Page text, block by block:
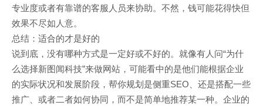
专业度或者有靠谱的客服人员来协助。不然，钱可能花得快但
效果不尽如人意。
总结：适合的才是好的
说到底，没有哪种方式是一定好或不好的。就像有人问“为什
么选择新图闻科技”来做网站，可能看中的是他们能根据企业
的实际状况和发展阶段，帮你规划是侧重SEO、还是搭配一些
推广、或者二者如何协同，而不是简单地推荐某一种。企业的